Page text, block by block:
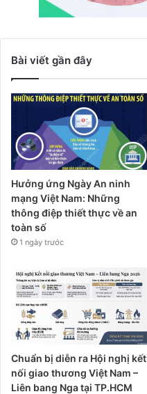
Bài viết gần đây
Hưởng ứng Ngày An ninh
mạng Việt Nam: Những
thông điệp thiết thực về an
toàn số
1 ngày trước
Chuẩn bị diễn ra Hội nghị kết
nối giao thương Việt Nam –
Liên bang Nga tại TP.HCM